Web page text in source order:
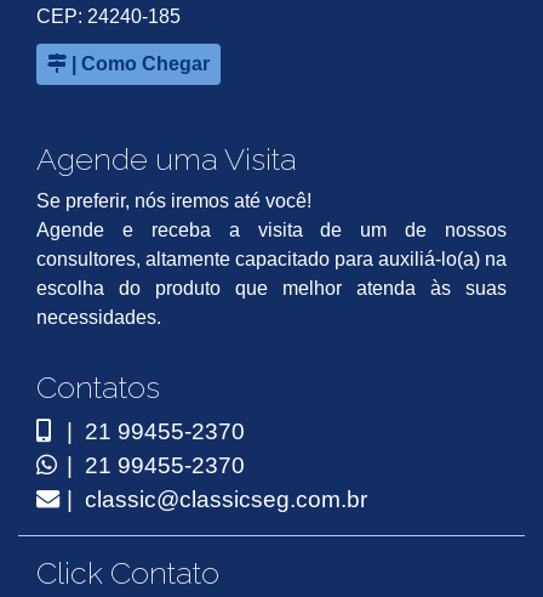
CEP: 24240-185
| Como Chegar
Agende uma Visita
Se preferir, nós iremos até você!
Agende e receba a visita de um de nossos
consultores, altamente capacitado para auxiliá-lo(a) na
escolha do produto que melhor atenda às suas
necessidades.
Contatos
| 21 99455-2370
| 21 99455-2370
| classic@classicseg.com.br
Click Contato